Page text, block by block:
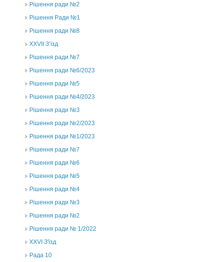
Рішення ради №2
Рішення Ради №1
Рішення ради №8
ХХVII З’їзд
Рішення ради №7
Рішення ради №6/2023
Рішення ради №5
Рішення ради №4/2023
Рішення ради №3
Рішення ради №2/2023
Рішення ради №1/2023
Рішення ради №7
Рішення ради №6
Рішення ради №5
Рішення ради №4
Рішення ради №3
Рішення ради №2
Рішення ради № 1/2022
XXVI З'їзд
Рада 10